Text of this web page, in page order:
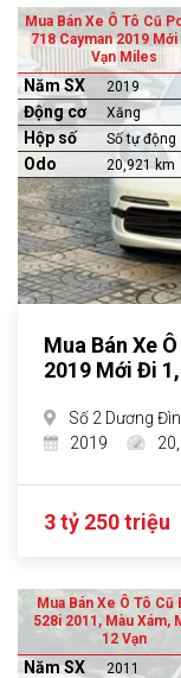
Mua Bán Xe Ô Tô Cũ
718 Cayman 2019 Mới
Vạn Miles
Năm SX 2019
Động cơ Xăng
Hộp số Số tự động
Odo 20,921 km
Mua Bán Xe
2019 Mới Đi
Số 2 Dương
2019
3 tỷ 250 triệu
Mua Bán Xe Ô Tô Cũ
528i 2011, Màu Xám,
12 Vạn
Năm SX 2011